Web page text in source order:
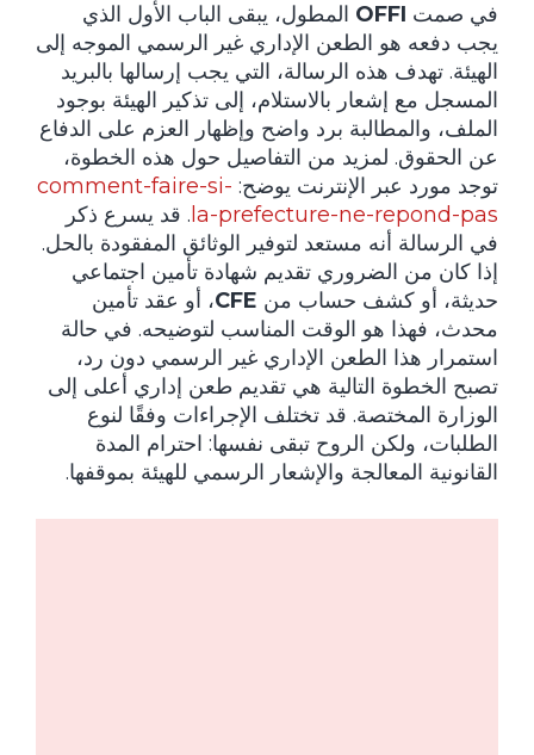
في صمت OFFI المطول، يبقى الباب الأول الذي
يجب دفعه هو الطعن الإداري غير الرسمي الموجه إلى
الهيئة. تهدف هذه الرسالة، التي يجب إرسالها بالبريد
المسجل مع إشعار بالاستلام، إلى تذكير الهيئة بوجود
الملف، والمطالبة برد واضح وإظهار العزم على الدفاع
عن الحقوق. لمزيد من التفاصيل حول هذه الخطوة،
توجد مورد عبر الإنترنت يوضح: comment-faire-si-
la-prefecture-ne-repond-pas . قد يسرع ذكر
في الرسالة أنه مستعد لتوفير الوثائق المفقودة بالحل.
إذا كان من الضروري تقديم شهادة تأمين اجتماعي
حديثة، أو كشف حساب من CFE، أو عقد تأمين
محدث، فهذا هو الوقت المناسب لتوضيحه. في حالة
استمرار هذا الطعن الإداري غير الرسمي دون رد،
تصبح الخطوة التالية هي تقديم طعن إداري أعلى إلى
الوزارة المختصة. قد تختلف الإجراءات وفقًا لنوع
الطلبات، ولكن الروح تبقى نفسها: احترام المدة
القانونية المعالجة والإشعار الرسمي للهيئة بموقفها.